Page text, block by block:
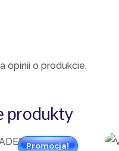
opinii o produkcie.
produkty
Promocja!